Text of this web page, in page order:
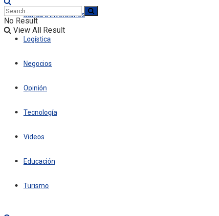
Banca e Inversiones
Logística
Negocios
Opinión
Tecnología
Videos
Educación
Turismo
No Result
View All Result